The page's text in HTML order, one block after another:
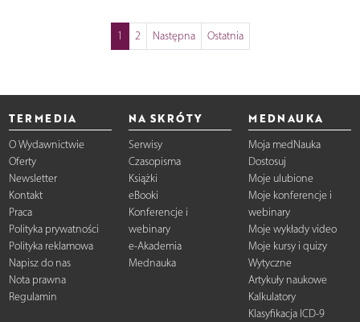
1 2 Następna Ostatnia
TERMEDIA
O Wydawnictwie
Oferty
Newsletter
Kontakt
Praca
Polityka prywatności
Polityka reklamowa
Napisz do nas
Nota prawna
Regulamin
NA SKRÓTY
Serwisy
Czasopisma
Książki
eBooki
Konferencje i
webinary
e-Akademia
Mednauka
MEDNAUKA
Moja medNauka
Dostosuj
Moje ulubione
Moje konferencje i
webinary
Moje wykłady video
Moje kursy i quizy
Wytyczne
Artykuły naukowe
Kalkulatory
Klasyfikacja ICD-9